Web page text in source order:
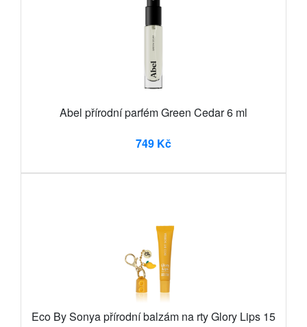
Abel přírodní parfém Green Cedar 6 ml
749 Kč
Eco By Sonya přírodní balzám na rty Glory Lips 15